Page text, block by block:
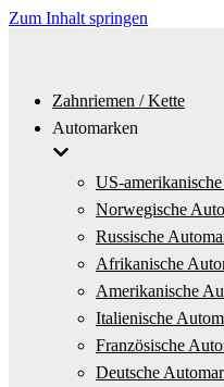
Zum Inhalt springen
Zahnriemen / Kette
Automarken
US-
Norwegische
Russische
Afrikanische
Amerikanische
Italienische
Französische
Deutsche